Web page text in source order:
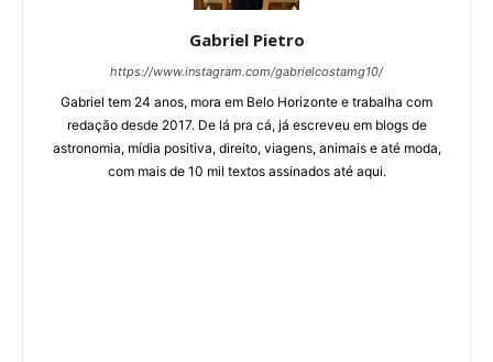
Gabriel Pietro
https://www.instagram.com/gabrielcostamg10/
Gabriel tem 24 anos, mora em Belo Horizonte e trabalha com
redação desde 2017. De lá pra cá, já escreveu em blogs de
astronomia, mídia positiva, direito, viagens, animais e até moda,
com mais de 10 mil textos assinados até aqui.